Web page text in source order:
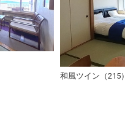
和風ツイン（215）